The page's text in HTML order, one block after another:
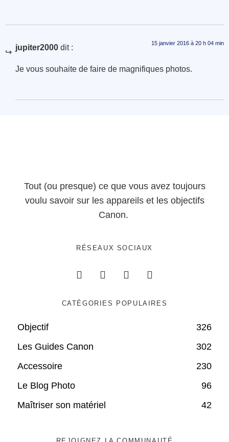
jupiter2000 dit : 15 janvier 2016 à 20 h 04 min
Je vous souhaite de faire de magnifiques photos.
Tout (ou presque) ce que vous avez toujours
voulu savoir sur les appareils et les objectifs
Canon.
RÉSEAUX SOCIAUX
CATÉGORIES POPULAIRES
Objectif
326
Les Guides Canon
302
Accessoire
230
Le Blog Photo
96
Maîtriser son matériel
42